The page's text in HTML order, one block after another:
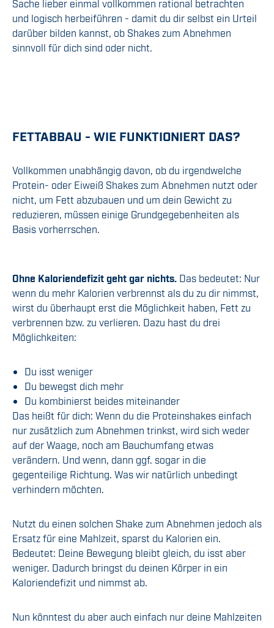
Sache lieber einmal vollkommen rational betrachten
und logisch herbeiführen - damit du dir selbst ein Urteil
darüber bilden kannst, ob Shakes zum Abnehmen
sinnvoll für dich sind oder nicht.
FETTABBAU - WIE FUNKTIONIERT DAS?
Vollkommen unabhängig davon, ob du irgendwelche
Protein- oder Eiweiß Shakes zum Abnehmen nutzt oder
nicht, um Fett abzubauen und um dein Gewicht zu
reduzieren, müssen einige Grundgegebenheiten als
Basis vorherrschen.
Ohne Kaloriendefizit geht gar nichts. Das bedeutet: Nur
wenn du mehr Kalorien verbrennst als du zu dir nimmst,
wirst du überhaupt erst die Möglichkeit haben, Fett zu
verbrennen bzw. zu verlieren. Dazu hast du drei
Möglichkeiten:
Du isst weniger
Du bewegst dich mehr
Du kombinierst beides miteinander
Das heißt für dich: Wenn du die Proteinshakes einfach
nur zusätzlich zum Abnehmen trinkst, wird sich weder
auf der Waage, noch am Bauchumfang etwas
verändern. Und wenn, dann ggf. sogar in die
gegenteilige Richtung. Was wir natürlich unbedingt
verhindern möchten.
Nutzt du einen solchen Shake zum Abnehmen jedoch als
Ersatz für eine Mahlzeit, sparst du Kalorien ein.
Bedeutet: Deine Bewegung bleibt gleich, du isst aber
weniger. Dadurch bringst du deinen Körper in ein
Kaloriendefizit und nimmst ab.
Nun könntest du aber auch einfach nur deine Mahlzeiten